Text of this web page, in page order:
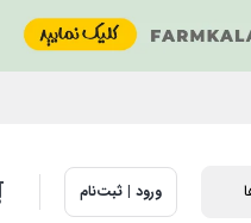
ورود | ثبت‌نام